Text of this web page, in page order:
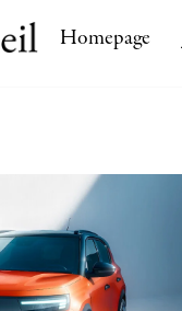
Homepage